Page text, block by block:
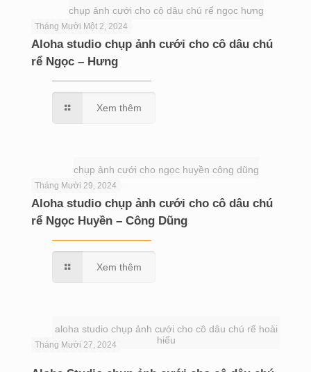
chụp ảnh cưới cho cô dâu chú rể ngọc hưng
Tháng Mười Một 2, 2024
Aloha studio chụp ảnh cưới cho cô dâu chú
rể Ngọc – Hưng
Xem thêm
chụp ảnh cưới cho ngọc huyền công dũng
Tháng Mười 29, 2024
Aloha studio chụp ảnh cưới cho cô dâu chú
rể Ngọc Huyền – Công Dũng
Xem thêm
aloha studio chụp ảnh cưới cho cô dâu chú rể hoài
hiếu
Tháng Mười 27, 2024